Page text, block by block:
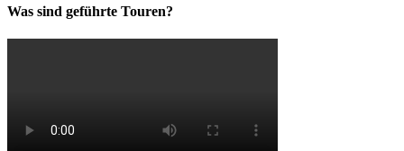
Was sind geführte Touren?